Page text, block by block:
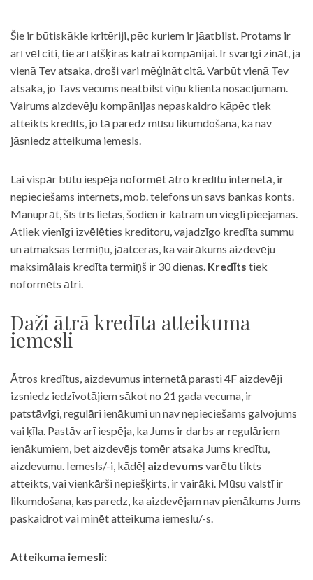
Šie ir būtiskākie kritēriji, pēc kuriem ir jāatbilst. Protams ir
arī vēl citi, tie arī atšķiras katrai kompānijai. Ir svarīgi zināt, ja
vienā Tev atsaka, droši vari mēģināt citā. Varbūt vienā Tev
atsaka, jo Tavs vecums neatbilst viņu klienta nosacījumam.
Vairums aizdevēju kompānijas nepaskaidro kāpēc tiek
atteikts kredīts, jo tā paredz mūsu likumdošana, ka nav
jāsniedz atteikuma iemesls.
Lai vispār būtu iespēja noformēt ātro kredītu internetā, ir
nepieciešams internets, mob. telefons un savs bankas konts.
Manuprāt, šīs trīs lietas, šodien ir katram un viegli pieejamas.
Atliek vienīgi izvēlēties kreditoru, vajadzīgo kredīta summu
un atmaksas termiņu, jāatceras, ka vairākums aizdevēju
maksimālais kredīta termiņš ir 30 dienas. Kredīts tiek
noformēts ātri.
Daži ātrā kredīta atteikuma
iemesli
Ātros kredītus, aizdevumus internetā parasti 4F aizdevēji
izsniedz iedzīvotājiem sākot no 21 gada vecuma, ir
patstāvīgi, regulāri ienākumi un nav nepieciešams galvojums
vai ķīla. Pastāv arī iespēja, ka Jums ir darbs ar regulāriem
ienākumiem, bet aizdevējs tomēr atsaka Jums kredītu,
aizdevumu. Iemesls/-i, kādēļ aizdevums varētu tikts
atteikts, vai vienkārši nepiešķirts, ir vairāki. Mūsu valstī ir
likumdošana, kas paredz, ka aizdevējam nav pienākums Jums
paskaidrot vai minēt atteikuma iemeslu/-s.
Atteikuma iemesli: